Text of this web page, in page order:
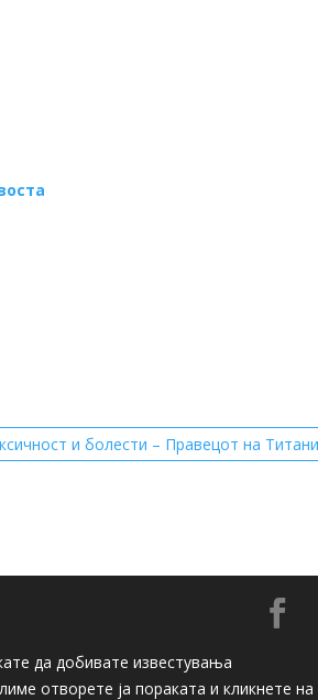
и болести – Правецот на

да добивате известувања
отворете ја пораката и кликнете